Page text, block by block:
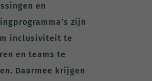
en
zijn
inclusiviteit te
en teams te
Daarmee krijgen